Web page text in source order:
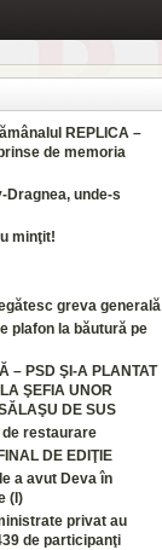
REPLICA –
de memoria
Dragnea, unde-s
minţit!
greva generală
plafon la băutură pe
– PSD ŞI-A PLANTAT
ŞEFIA UNOR
DE SUS
de restaurare
DE EDIŢIE
a avut Deva în
(I)
privat au
de participanţi